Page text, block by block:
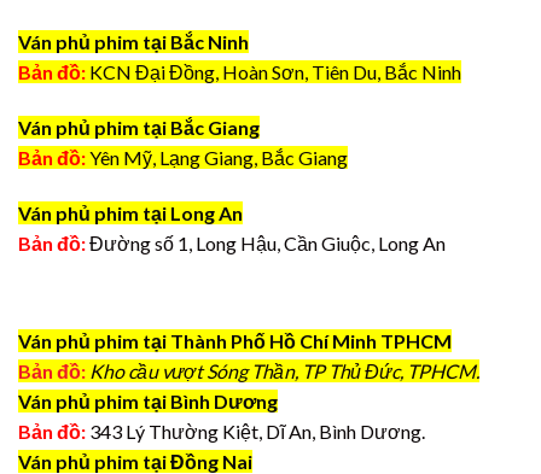
Ván phủ phim tại Bắc Ninh
Bản đồ: KCN Đại Đồng, Hoàn Sơn, Tiên Du, Bắc Ninh
Ván phủ phim tại Bắc Giang
Bản đồ:Yên Mỹ, Lạng Giang, Bắc Giang
Ván phủ phim tại Long An
Bản đồ:Đường số 1, Long Hậu, Cần Giuộc, Long An
Ván phủ phim tại Thành Phố Hồ Chí Minh TPHCM
Bản đồ: Kho cầu vượt Sóng Thần, TP Thủ Đức, TPHCM.
Ván phủ phim tại Bình Dương
Bản đồ: 343 Lý Thường Kiệt, Dĩ An, Bình Dương.
Ván phủ phim tại Đồng Nai